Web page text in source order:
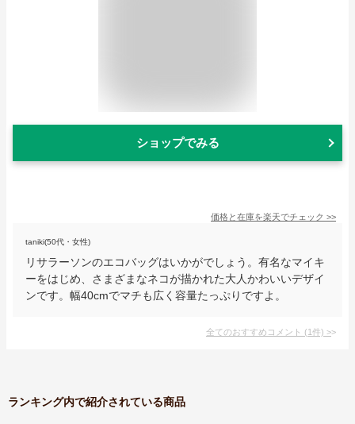
ショップでみる
価格と在庫を楽天でチェック >>
taniki(50代・女性)
リサラーソンのエコバッグはいかがでしょう。有名なマイキ
ーをはじめ、さまざまなネコが描かれた大人かわいいデザイ
ンです。幅40cmでマチも広く容量たっぷりですよ。
全てのおすすめコメント (1件) >
ランキング内で紹介されている商品